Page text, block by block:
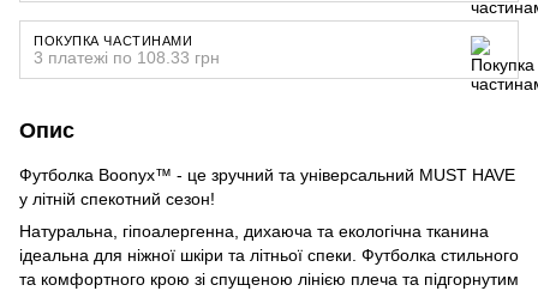
ПОКУПКА ЧАСТИНАМИ
3 платежі по 108.33 грн
Опис
Футболка Boonyx™ - це зручний та універсальний MUST HAVE
у літній спекотний сезон!
Натуральна, гіпоалергенна, дихаюча та екологічна тканина
ідеальна для ніжної шкіри та літньої спеки. Футболка стильного
та комфортного крою зі спущеною лінією плеча та підгорнутим